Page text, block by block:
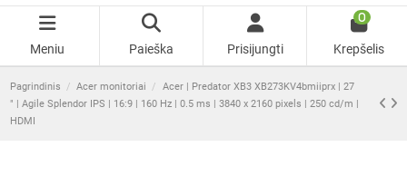
Meniu Paieška Prisijungti
0
Krepšelis
Pagrindinis Acer monitoriai
Acer | Predator XB3 XB273KV4bmiiprx | 27
" | Agile Splendor IPS | 16:9 | 160 Hz | 0.5 ms | 3840 x 2160 pixels | 250 cd/m |
HDMI